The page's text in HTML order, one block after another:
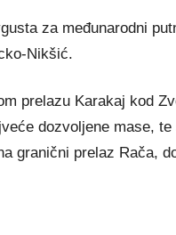
za međunarodni
Nikšić.
prelazu Karakaj kod
dozvoljene mase,
granični prelaz Rača,